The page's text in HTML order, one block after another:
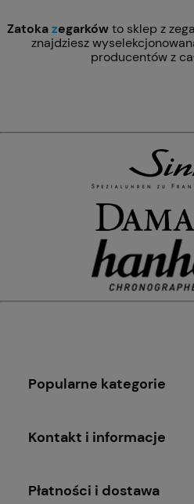
Zatokazegarkówto sklep z
znajdziesz
producentów z
Popularne kategorie
Kontakt i informacje
Płatności i dostawa